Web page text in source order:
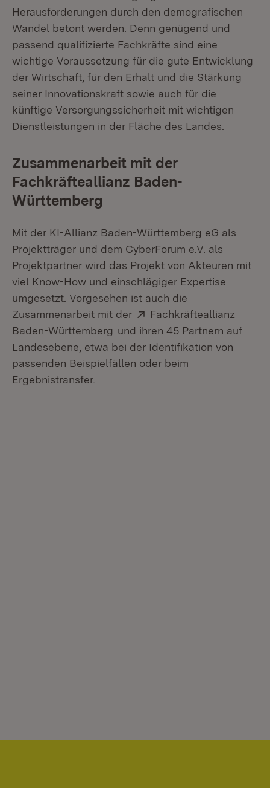
Herausforderungen durch den demografischen
Wandel betont werden. Denn genügend und
passend qualifizierte Fachkräfte sind eine
wichtige Voraussetzung für die gute Entwicklung
der Wirtschaft, für den Erhalt und die Stärkung
seiner Innovationskraft sowie auch für die
künftige Versorgungssicherheit mit wichtigen
Dienstleistungen in der Fläche des Landes.
Zusammenarbeit mit der
Fachkräfteallianz Baden-
Württemberg
Mit der KI-Allianz Baden-Württemberg eG als
Projektträger und dem CyberForum e.V. als
Projektpartner wird das Projekt von Akteuren mit
viel Know-How und einschlägiger Expertise
umgesetzt. Vorgesehen ist auch die
Zusammenarbeit mit der
Extern:
Fachkräfteallianz
Baden-Württemberg (Öffnet in neuem Fenster)
und ihren 45 Partnern auf
Landesebene, etwa bei der Identifikation von
passenden Beispielfällen oder beim
Ergebnistransfer.